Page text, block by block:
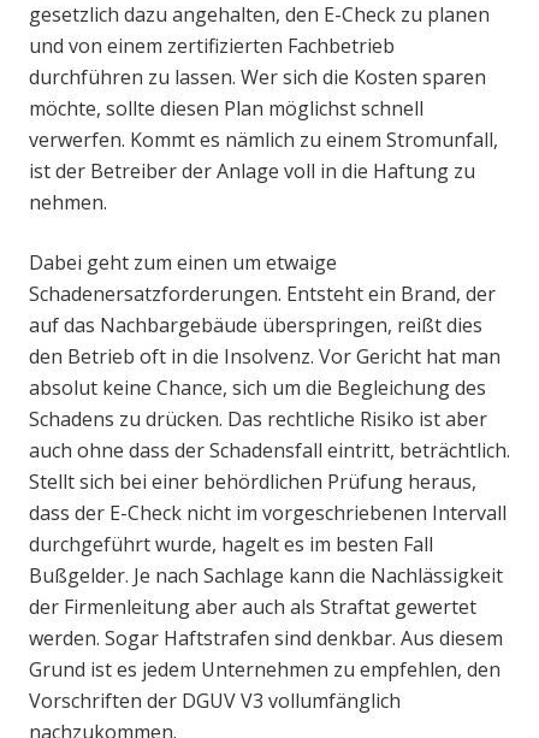
gesetzlich dazu angehalten, den E-Check zu planen
und von einem zertifizierten Fachbetrieb
durchführen zu lassen. Wer sich die Kosten sparen
möchte, sollte diesen Plan möglichst schnell
verwerfen. Kommt es nämlich zu einem Stromunfall,
ist der Betreiber der Anlage voll in die Haftung zu
nehmen.
Dabei geht zum einen um etwaige
Schadenersatzforderungen. Entsteht ein Brand, der
auf das Nachbargebäude überspringen, reißt dies
den Betrieb oft in die Insolvenz. Vor Gericht hat man
absolut keine Chance, sich um die Begleichung des
Schadens zu drücken. Das rechtliche Risiko ist aber
auch ohne dass der Schadensfall eintritt, beträchtlich.
Stellt sich bei einer behördlichen Prüfung heraus,
dass der E-Check nicht im vorgeschriebenen Intervall
durchgeführt wurde, hagelt es im besten Fall
Bußgelder. Je nach Sachlage kann die Nachlässigkeit
der Firmenleitung aber auch als Straftat gewertet
werden. Sogar Haftstrafen sind denkbar. Aus diesem
Grund ist es jedem Unternehmen zu empfehlen, den
Vorschriften der DGUV V3 vollumfänglich
nachzukommen.